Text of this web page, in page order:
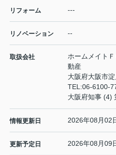
リフォーム ---
リノベーション --
取扱会社
ホームメイト
動産
大阪府大阪市
TEL:06-6100-
大阪府知事 (4)
情報更新日 2026年08月02
更新予定日 2026年08月09